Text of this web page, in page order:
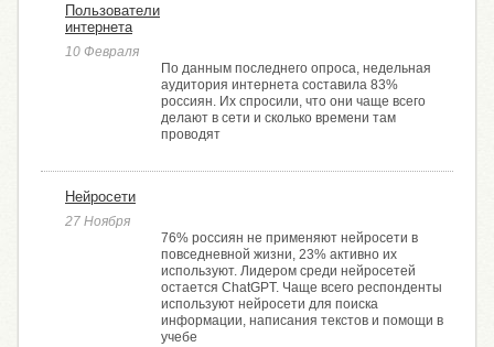
Пользователи
интернета
10 Февраля
По данным последнего опроса, недельная
аудитория интернета составила 83%
россиян. Их спросили, что они чаще всего
делают в сети и сколько времени там
проводят
Нейросети
27 Ноября
76% россиян не применяют нейросети в
повседневной жизни, 23% активно их
используют. Лидером среди нейросетей
остается ChatGPT. Чаще всего респонденты
используют нейросети для поиска
информации, написания текстов и помощи в
учебе